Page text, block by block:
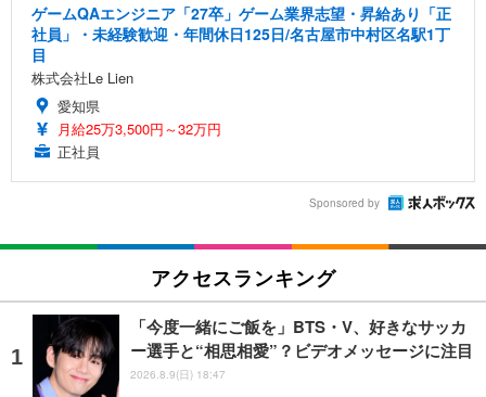
ゲームQAエンジニア「27卒」ゲーム業界志望・昇給あり「正
社員」・未経験歓迎・年間休日125日/名古屋市中村区名駅1丁
目
株式会社Le Lien
愛知県
月給25万3,500円～32万円
正社員
Sponsored by
アクセスランキング
「今度一緒にご飯を」BTS・V、好きなサッカ
ー選手と“相思相愛”？ビデオメッセージに注目
2026.8.9(日) 18:47